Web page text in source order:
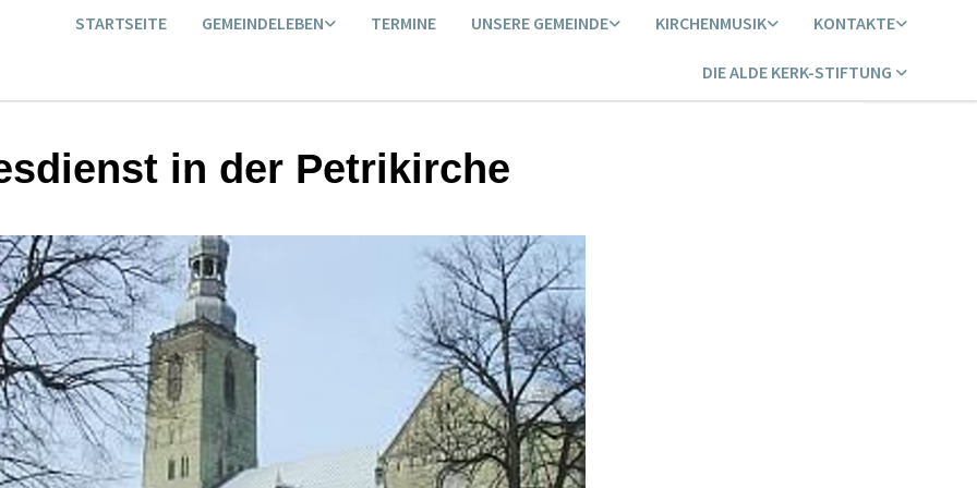
STARTSEITE GEMEINDELEBEN TERMINE UNSERE GEMEINDE KIRCHENMUSIK KONTAKTE
DIE ALDE KERK-STIFTUNG
in der Petrikirche